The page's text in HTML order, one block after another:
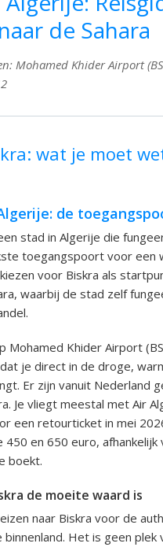
de Sahara
Mohamed Khider Airport
wat je moet
de
stad in Algerije die
toegangspoort voor een
voor Biskra als
waarbij de stad zelf
Mohamed Khider Airport
je direct in de droge,
Er zijn vanuit Nederland
Je vliegt meestal met Air
een retourticket in mei
450 en 650 euro, afhankelijk
boekt.
de moeite waard is
naar Biskra voor de
binnenland. Het is geen